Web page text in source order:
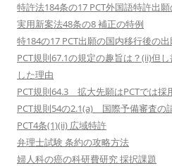
特許法184条の17 PCT外国語特許出
実用新案法48条の8 補正の特例
特184の17 PCT出願の国内移行後の
PCT規則67.1の規定の趣旨は？(ii)但
した理由
PCT規則64.3 拡大先願はPCTでは採
PCT規則54の2.1(a) 国際予備審査の
PCT4条(1)(ii) 広域特許
弁理士試験 条約の攻略方法
婦人科の癌の科研費研究 採択課題